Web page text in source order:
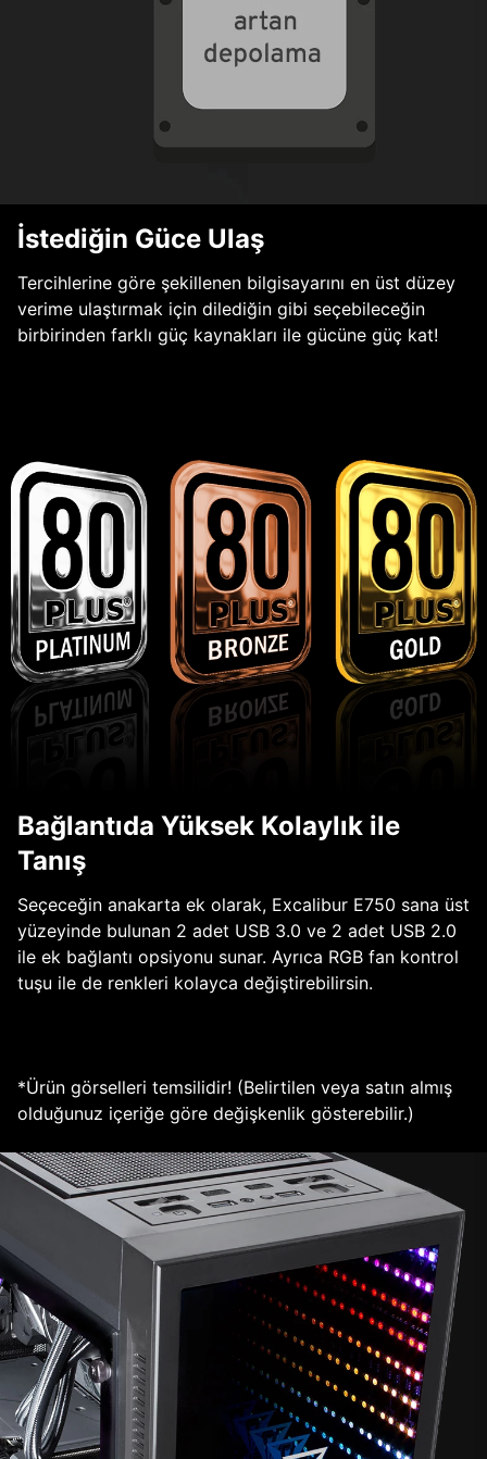
İstediğin Güce Ulaş
Tercihlerine göre şekillenen bilgisayarını en üst düzey
verime ulaştırmak için dilediğin gibi seçebileceğin
birbirinden farklı güç kaynakları ile gücüne güç kat!
Bağlantıda Yüksek Kolaylık ile
Tanış
Seçeceğin anakarta ek olarak, Excalibur E750 sana üst
yüzeyinde bulunan 2 adet USB 3.0 ve 2 adet USB 2.0
ile ek bağlantı opsiyonu sunar. Ayrıca RGB fan kontrol
tuşu ile de renkleri kolayca değiştirebilirsin.
*Ürün görselleri temsilidir! (Belirtilen veya satın almış
olduğunuz içeriğe göre değişkenlik gösterebilir.)